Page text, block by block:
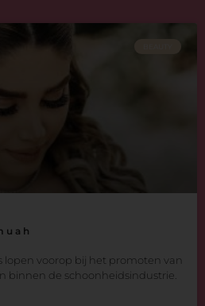
lopen voorop bij het promoten van
binnen de schoonheidsindustrie.